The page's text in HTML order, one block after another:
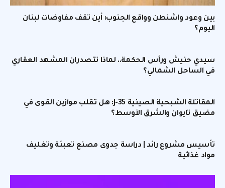
بين وعود واشنطن وواقع الجنوب: أين تقف مفاوضات لبنان
اليوم؟
سيدي حنيش ورأس الحكمة.. لماذا تتصدران المشهد العقاري
في الساحل الشمالي؟
المقاتلة الشبحية الصينية J-35: هل تقلب موازين القوى في
مضيق تايوان والشرق الأوسط؟
تأسيس مشروع رائد | دراسة جدوى مصنع تعبئة وتغليف
مواد غذائية